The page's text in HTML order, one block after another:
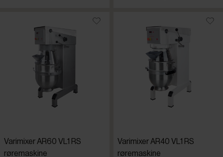
Varimixer AR60 VL1 RS
røremaskine
Varimixer AR40 VL1 RS
røremaskine